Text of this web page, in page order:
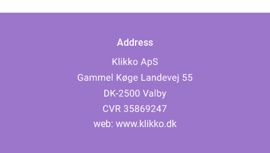
Address
web: www.klikko.dk